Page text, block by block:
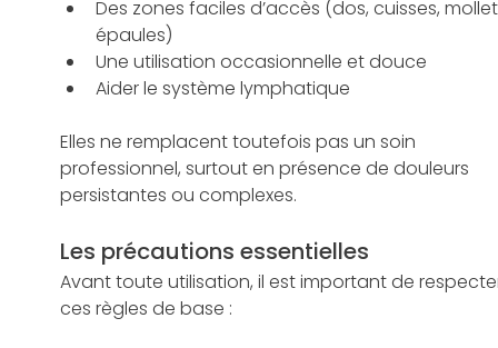
Des zones faciles d’accès (dos, cuisses,
épaules)
Une utilisation occasionnelle et douce
Aider le système lymphatique
Elles ne remplacent toutefois pas un soin
professionnel, surtout en présence de douleurs
persistantes ou complexes.
Les précautions essentielles
Avant toute utilisation, il est important de
ces règles de base :